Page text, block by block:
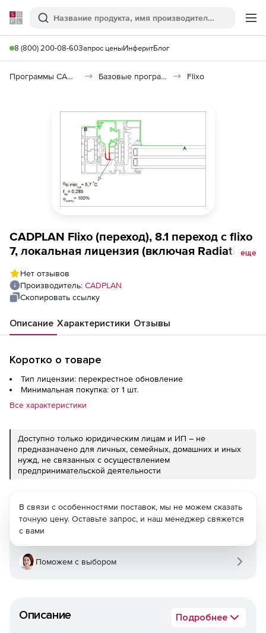
Softline
Поиск
8 (800) 200-08-60Запрос ценыИнферитБлог
Программы САПР и ГИС Базовые программы Flixo
CADPLAN Flixo (переход), 8.1 переход с flixo
7, локальная лицензия (включая Radiationеще
Нет отзывов
Производитель: CADPLAN
Скопировать ссылку
Описание Характеристики Отзывы
Коротко о товаре
Тип лицензии: перекрестное обновление
Минимальная покупка: от 1 шт.
Все характеристики
Доступно только юридическим лицам и ИП – не
предназначено для личных, семейных, домашних и иных
нужд, не связанных с осуществлением
предпринимательской деятельности
Описание Подробнее
В связи с особенностями поставок, мы не можем сказать
точную цену. Оставьте запрос, и наш менеджер свяжется
с вами
Поможем с выбором